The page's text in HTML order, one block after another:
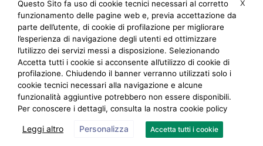
Informativa privacy
Note legali
Social Media Policy
X
Questo Sito fa uso di cookie tecnici necessari al corretto
funzionamento delle pagine web e, previa accettazione da
parte dell’utente, di cookie di profilazione per migliorare
l’esperienza di navigazione degli utenti ed ottimizzare
l’utilizzo dei servizi messi a disposizione. Selezionando
Accetta tutti i cookie si acconsente all’utilizzo di cookie di
profilazione. Chiudendo il banner verranno utilizzati solo i
cookie tecnici necessari alla navigazione e alcune
funzionalità aggiuntive potrebbero non essere disponibili.
Per conoscere i dettagli, consulta la nostra cookie policy
Leggi altro Personalizza Accetta tutti i cookie